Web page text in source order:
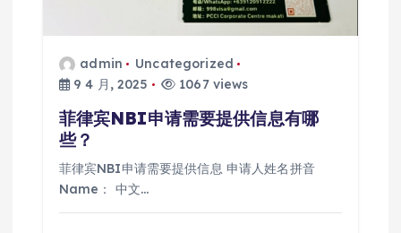
admin
Uncategorized
9 4 月, 2025
1067 views
菲律宾NBI申请需要提供信息有哪
些？
菲律宾NBI申请需要提供信息 申请人姓名拼音
Name： 中文…